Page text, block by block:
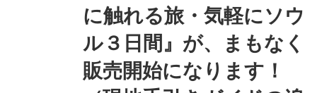
に触れる旅・気軽にソウ
ル３日間』が、まもなく
販売開始になります！